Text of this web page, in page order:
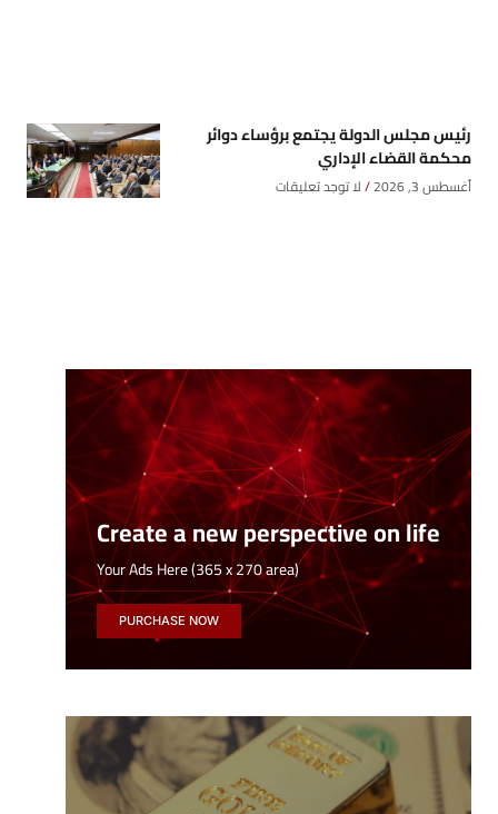
رئيس مجلس الدولة يجتمع برؤساء دوائر
محكمة القضاء الإداري
أغسطس 3, 2026 لا توجد تعليقات
Create a new perspective on life
Your Ads Here (365 x 270 area)
PURCHASE NOW